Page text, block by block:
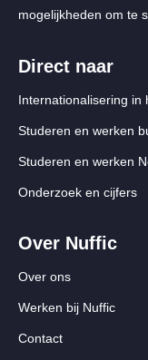
mogelijkheden om te
Direct naar
Internationalisering in
Studeren en werken
Studeren en werken
Onderzoek en cijfers
Over Nuffic
Over ons
Werken bij Nuffic
Contact